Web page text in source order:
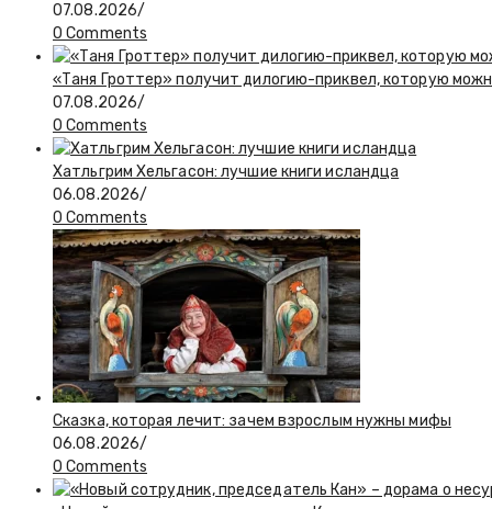
07.08.2026/
0 Comments
«Таня Гроттер» получит дилогию-приквел, которую
07.08.2026/
0 Comments
Хатльгрим Хельгасон: лучшие книги исландца
06.08.2026/
0 Comments
Сказка, которая лечит: зачем взрослым нужны мифы
06.08.2026/
0 Comments